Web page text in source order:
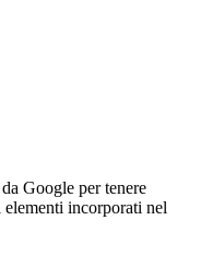
Google per tenere
incorporati nel